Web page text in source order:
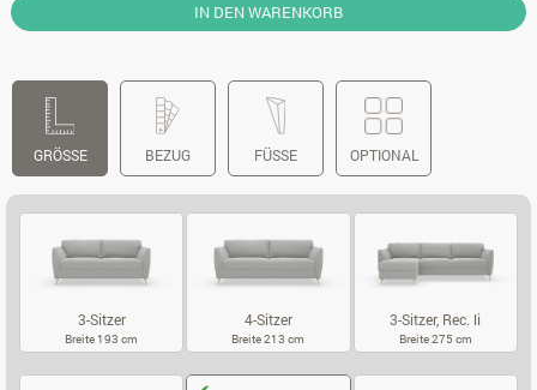
IN DEN WARENKORB
GRÖSSE BEZUG FÜSSE OPTIONAL
3-Sitzer
Breite 193 cm
4-Sitzer
Breite 213 cm
3-Sitzer, Rec. li
Breite 275 cm